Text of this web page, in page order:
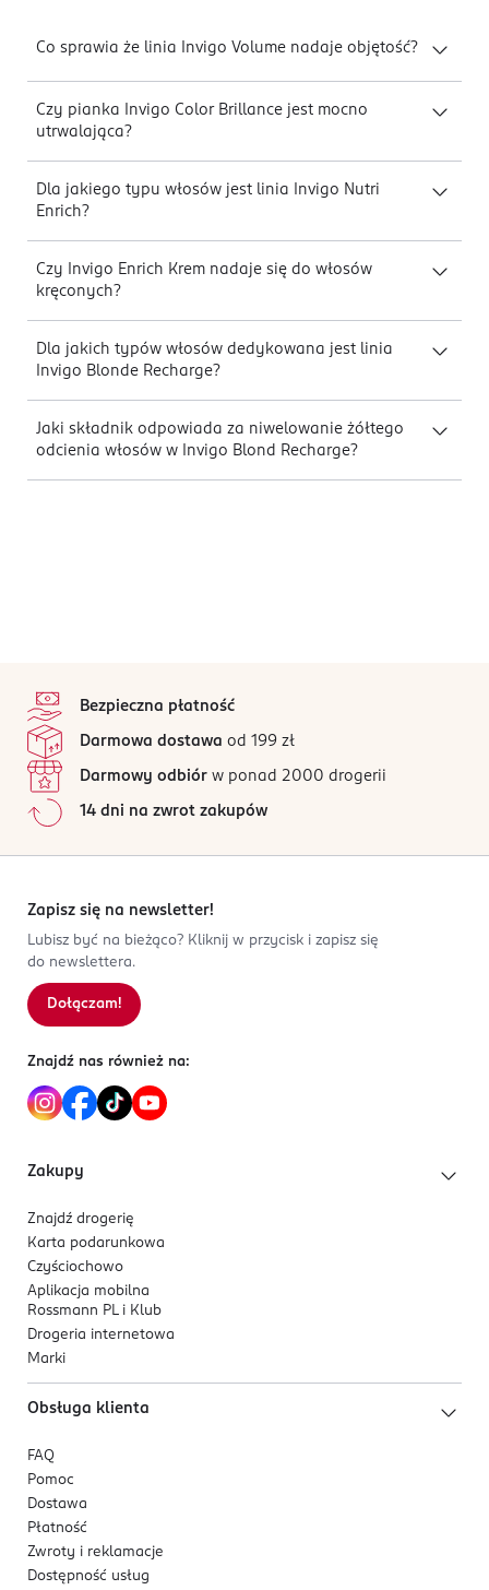
Co sprawia że linia Invigo Volume nadaje objętość?
Czy pianka Invigo Color Brillance jest mocno
utrwalająca?
Dla jakiego typu włosów jest linia Invigo Nutri
Enrich?
Czy Invigo Enrich Krem nadaje się do włosów
kręconych?
Dla jakich typów włosów dedykowana jest linia
Invigo Blonde Recharge?
Jaki składnik odpowiada za niwelowanie żółtego
odcienia włosów w Invigo Blond Recharge?
Bezpieczna płatność
Darmowa dostawa od 199 zł
Darmowy odbiór w ponad 2000 drogerii
14 dni na zwrot zakupów
Zapisz się na newsletter!
Lubisz być na bieżąco? Kliknij w przycisk i zapisz się
do newslettera.
Dołączam!
Znajdź nas również na:
Zakupy
Znajdź drogerię
Karta podarunkowa
Czyściochowo
Aplikacja mobilna
Rossmann PL i Klub
Drogeria internetowa
Marki
Obsługa klienta
FAQ
Pomoc
Dostawa
Płatność
Zwroty i reklamacje
Dostępność usług